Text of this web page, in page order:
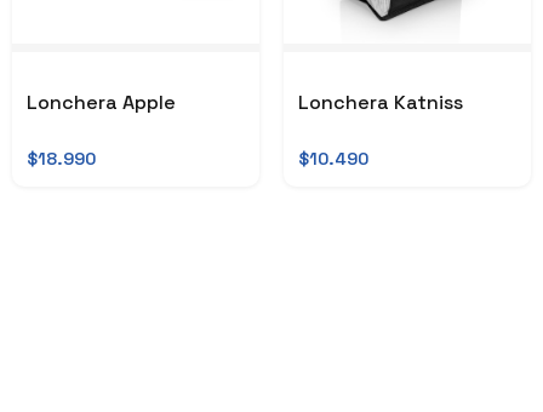
Lonchera Apple
$18.990
Lonchera Katniss
$10.490